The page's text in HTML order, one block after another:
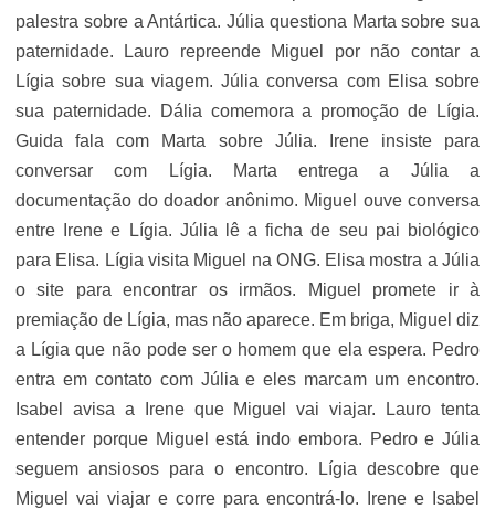
palestra sobre a Antártica. Júlia questiona Marta sobre sua
paternidade. Lauro repreende Miguel por não contar a
Lígia sobre sua viagem. Júlia conversa com Elisa sobre
sua paternidade. Dália comemora a promoção de Lígia.
Guida fala com Marta sobre Júlia. Irene insiste para
conversar com Lígia. Marta entrega a Júlia a
documentação do doador anônimo. Miguel ouve conversa
entre Irene e Lígia. Júlia lê a ficha de seu pai biológico
para Elisa. Lígia visita Miguel na ONG. Elisa mostra a Júlia
o site para encontrar os irmãos. Miguel promete ir à
premiação de Lígia, mas não aparece. Em briga, Miguel diz
a Lígia que não pode ser o homem que ela espera. Pedro
entra em contato com Júlia e eles marcam um encontro.
Isabel avisa a Irene que Miguel vai viajar. Lauro tenta
entender porque Miguel está indo embora. Pedro e Júlia
seguem ansiosos para o encontro. Lígia descobre que
Miguel vai viajar e corre para encontrá-lo. Irene e Isabel